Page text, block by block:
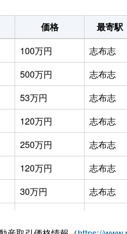
価格 最寄駅
100万円 志布志
500万円 志布志
53万円 志布志
120万円 志布志
250万円 志布志
120万円 志布志
30万円 志布志